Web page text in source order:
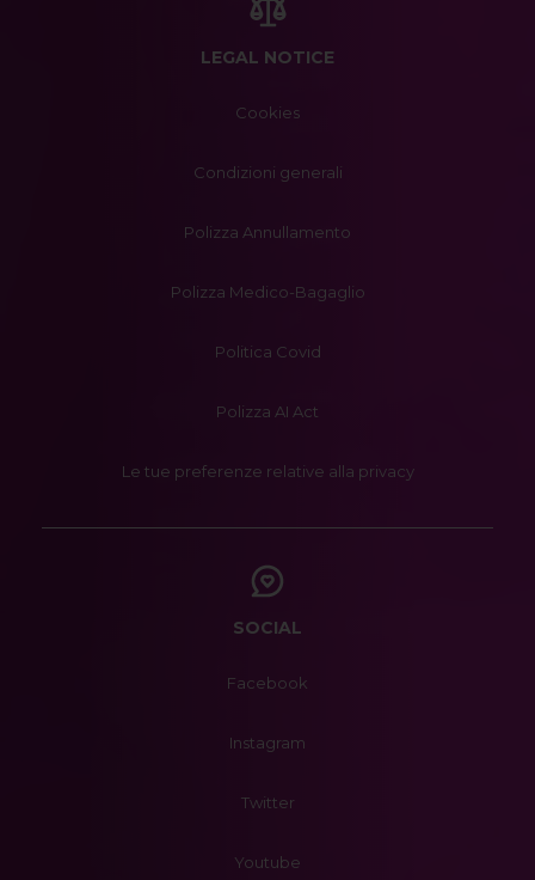
LEGAL NOTICE
Cookies
Condizioni generali
Polizza Annullamento
Polizza Medico-Bagaglio
Politica Covid
Polizza AI Act
Le tue preferenze relative alla privacy
SOCIAL
Facebook
Instagram
Twitter
Youtube